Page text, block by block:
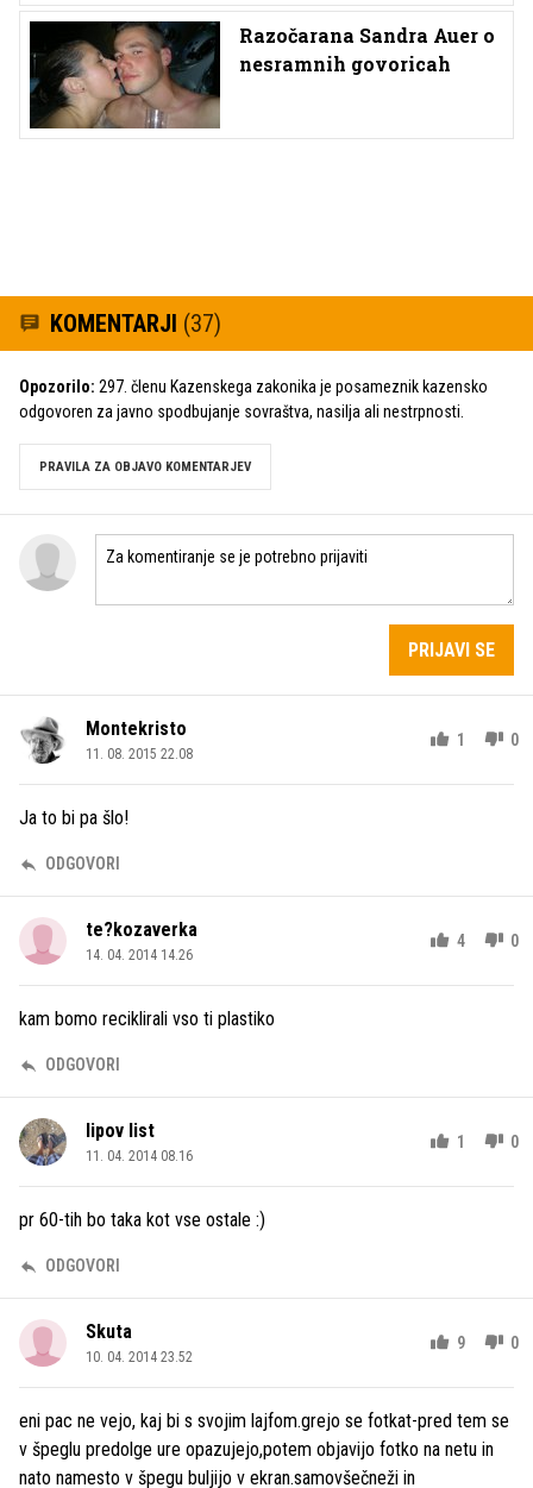
Razočarana Sandra Auer o
nesramnih govoricah
KOMENTARJI (37)
Opozorilo: 297. členu Kazenskega zakonika je posameznik kazensko
odgovoren za javno spodbujanje sovraštva, nasilja ali nestrpnosti.
PRAVILA ZA OBJAVO KOMENTARJEV
PRIJAVI SE
Montekristo
11. 08. 2015 22.08
1 0
Ja to bi pa šlo!
ODGOVORI
te?kozaverka
14. 04. 2014 14.26
4 0
kam bomo reciklirali vso ti plastiko
ODGOVORI
lipov list
11. 04. 2014 08.16
1 0
pr 60-tih bo taka kot vse ostale :)
ODGOVORI
Skuta
10. 04. 2014 23.52
9 0
eni pac ne vejo, kaj bi s svojim lajfom.grejo se fotkat-pred tem se
v špeglu predolge ure opazujejo,potem objavijo fotko na netu in
nato namesto v špegu buljijo v ekran.samovšečneži in